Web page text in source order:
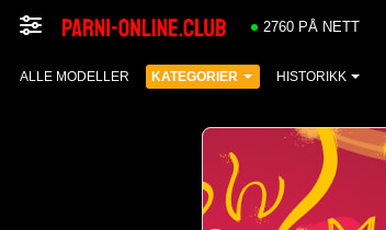
2760 PÅ NETT
ALLE MODELLER KATEGORIER HISTORIKK